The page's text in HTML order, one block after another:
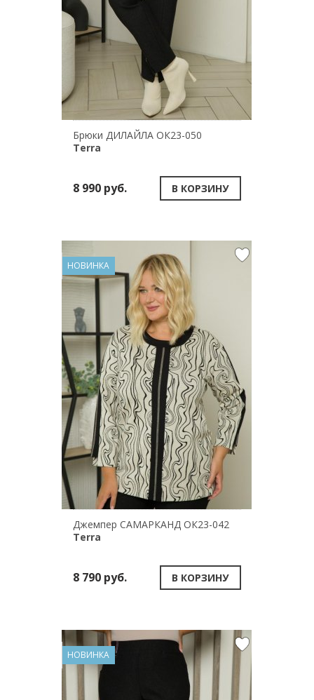
Брюки ДИЛАЙЛА ОК23-050
Terra
8 990 руб. В КОРЗИНУ
НОВИНКА
Джемпер САМАРКАНД ОК23-042
Terra
8 790 руб. В КОРЗИНУ
НОВИНКА